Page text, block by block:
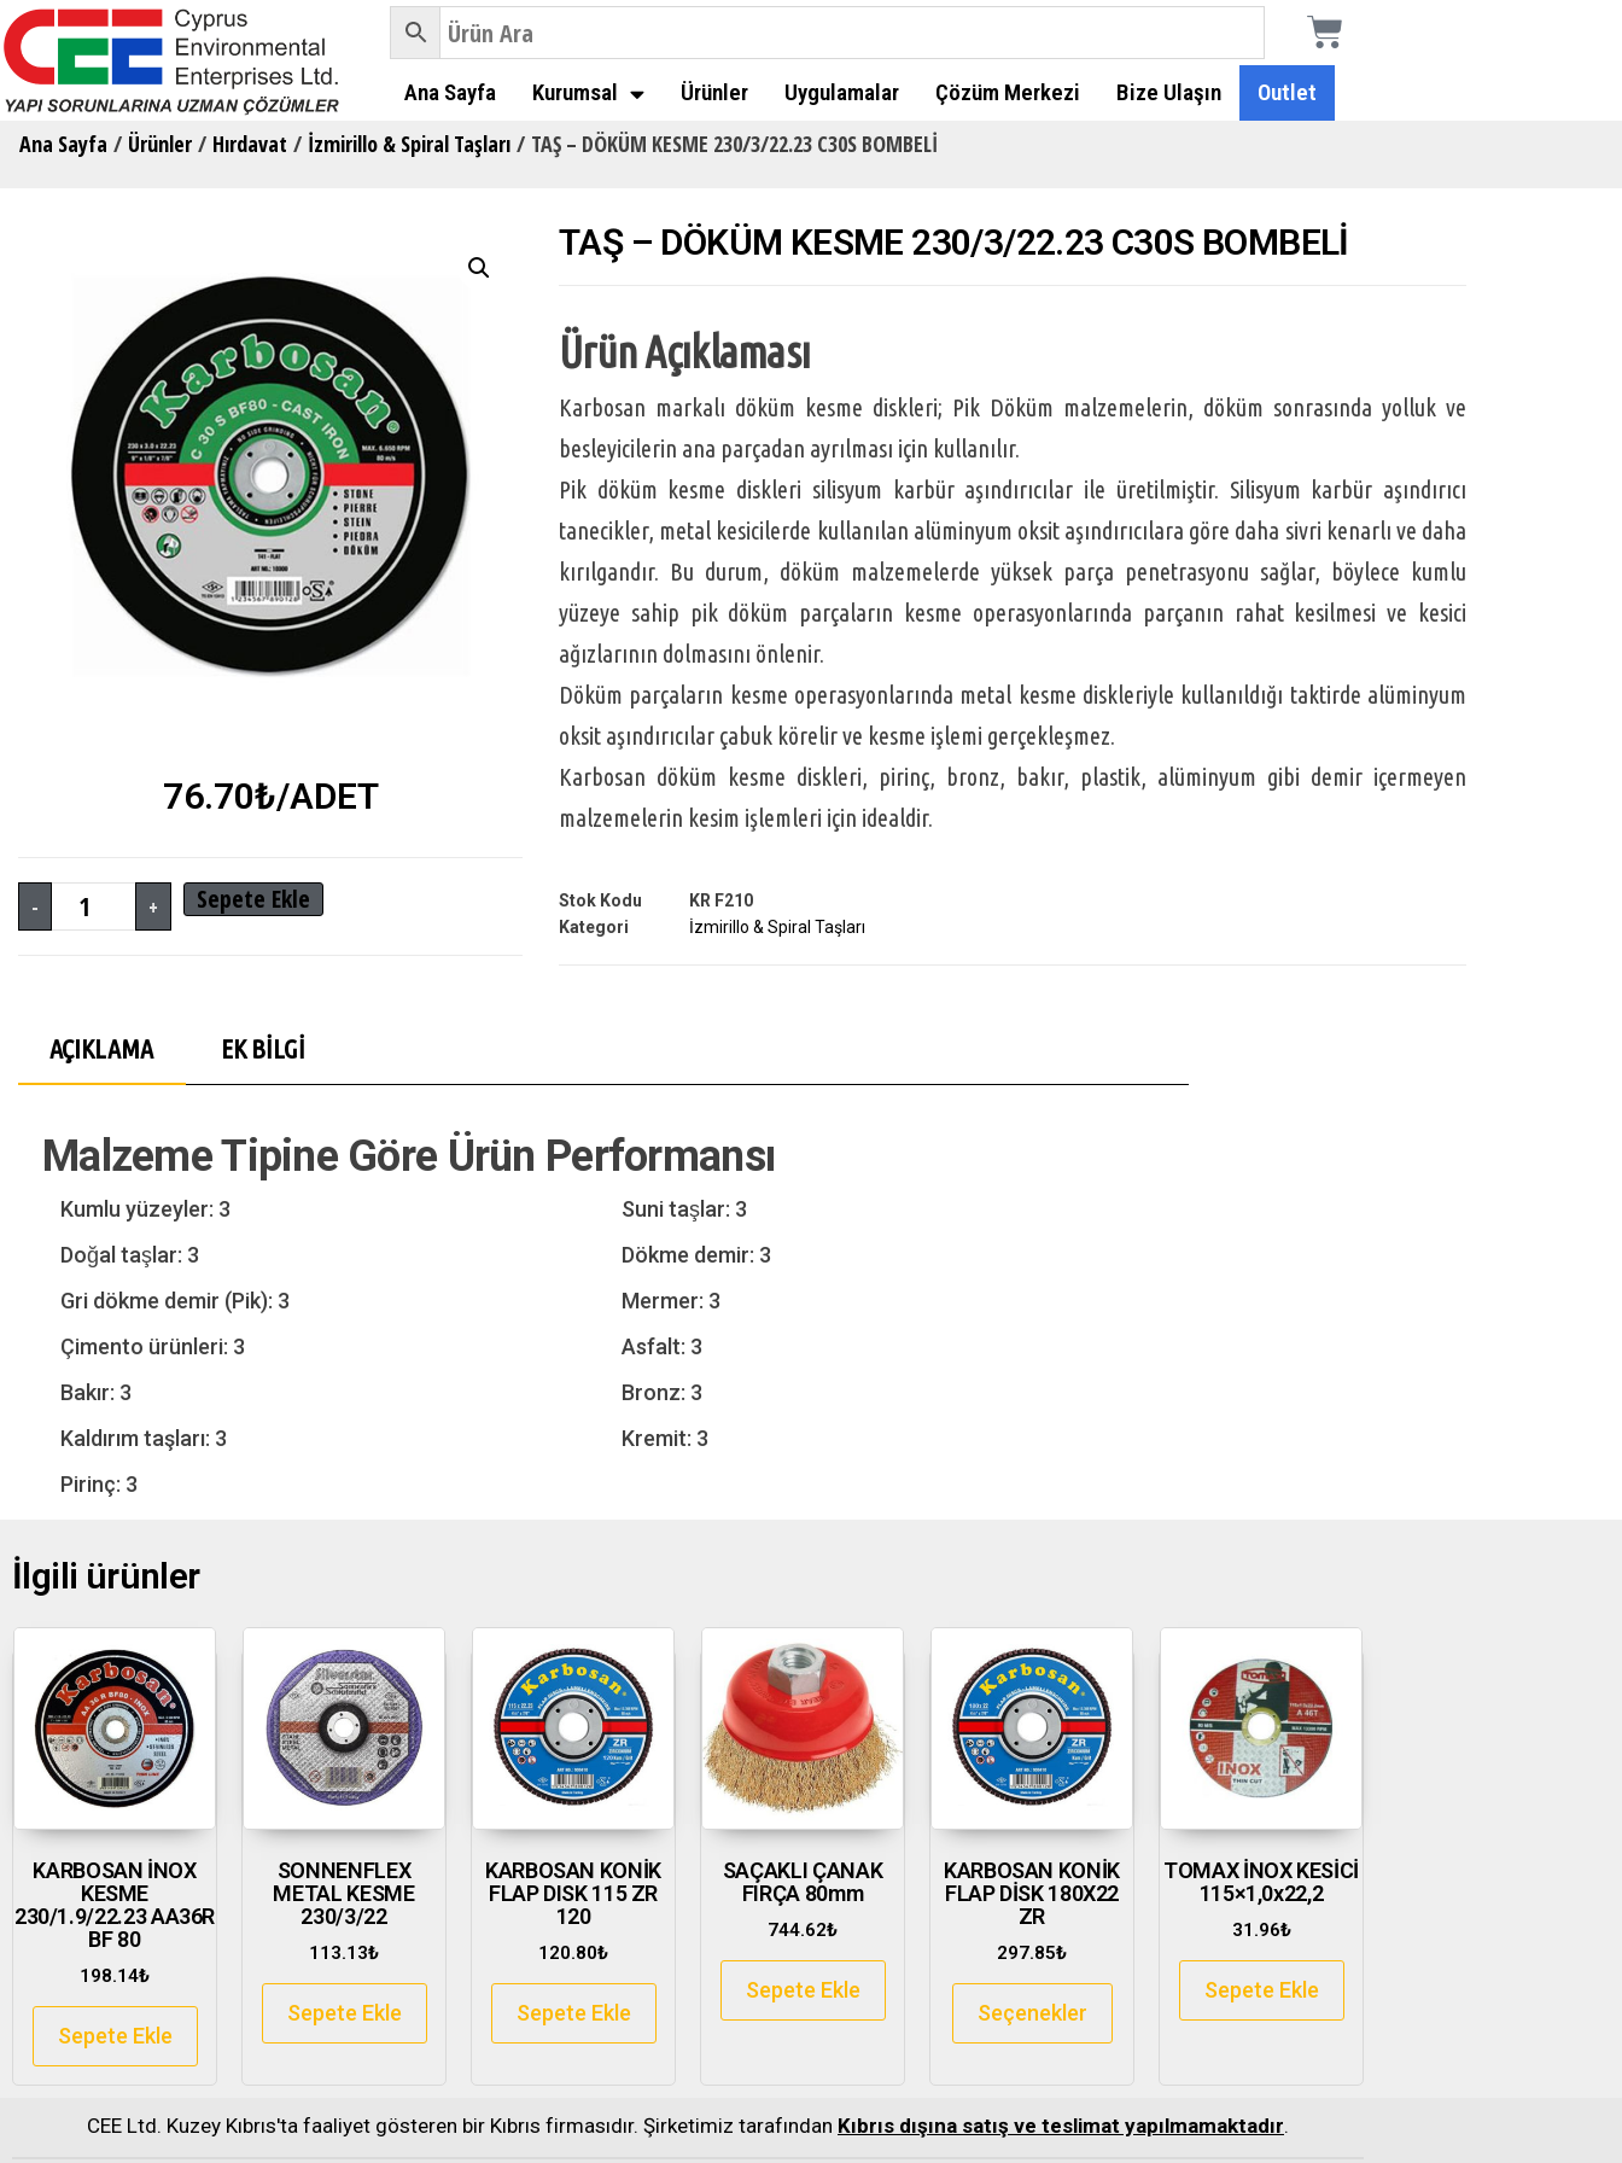
Ana Sayfa Kurumsal Ürünler Uygulamalar Çözüm Merkezi Bize Ulaşın Outlet
Ana Sayfa / Ürünler / Hırdavat / İzmirillo & Spiral Taşları / TAŞ – DÖKÜM KESME 230/3/22.23 C30S BOMBELİ
76.70₺/ADET
- + Sepete Ekle
TAŞ – DÖKÜM KESME 230/3/22.23 C30S BOMBELİ
Ürün Açıklaması
Karbosan markalı döküm kesme diskleri; Pik Döküm malzemelerin, döküm sonrasında yolluk ve
besleyicilerin ana parçadan ayrılması için kullanılır.
tanecikler, metal kesicilerde kullanılan alüminyum oksit aşındırıcılara göre daha sivri kenarlı ve daha
kırılgandır. Bu durum, döküm malzemelerde yüksek parça penetrasyonu sağlar, böylece kumlu
yüzeye sahip pik döküm parçaların kesme operasyonlarında parçanın rahat kesilmesi ve kesici
ağızlarının dolmasını önlenir.
oksit aşındırıcılar çabuk körelir ve kesme işlemi gerçekleşmez.
Karbosan döküm kesme diskleri, pirinç, bronz, bakır, plastik, alüminyum gibi demir içermeyen
malzemelerin kesim işlemleri için idealdir.
Stok Kodu
KR F210
Kategori
İzmirillo & Spiral Taşları
AÇIKLAMA EK BILGI
Malzeme Tipine Göre Ürün Performansı
Kumlu yüzeyler: 3
Suni taşlar: 3
Doğal taşlar: 3
Dökme demir: 3
Gri dökme demir (Pik): 3
Mermer: 3
Çimento ürünleri: 3
Asfalt: 3
Bakır: 3
Bronz: 3
Kaldırım taşları: 3
Kremit: 3
Pirinç: 3
İlgili ürünler
KARBOSAN İNOX
KESME
230/1.9/22.23 AA36R
BF 80
198.14₺
Sepete Ekle
SONNENFLEX
METAL KESME
230/3/22
113.13₺
Sepete Ekle
KARBOSAN KONİK
FLAP DISK 115 ZR
120
120.80₺
Sepete Ekle
SAÇAKLI ÇANAK
FIRÇA 80mm
744.62₺
Sepete Ekle
KARBOSAN KONİK
FLAP DİSK 180X22
ZR
297.85₺
Seçenekler
TOMAX İNOX KESİCİ
115×1,0x22,2
31.96₺
Sepete Ekle
CEE Ltd. Kuzey Kıbrıs'ta faaliyet gösteren bir Kıbrıs firmasıdır. Şirketimiz tarafından Kıbrıs dışına satış ve teslimat yapılmamaktadır.